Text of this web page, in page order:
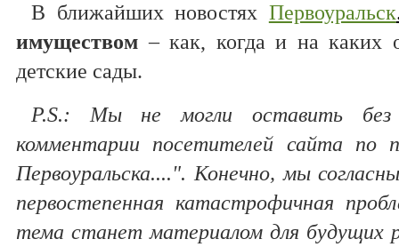
В ближайших новостях Первоуральск
имуществом – как, когда и на каких
детские сады.
P.S.: Мы не могли оставить без
комментарии посетителей сайта по
Первоуральска....". Конечно, мы
первостепенная катастрофичная
тема станет материалом для будущих